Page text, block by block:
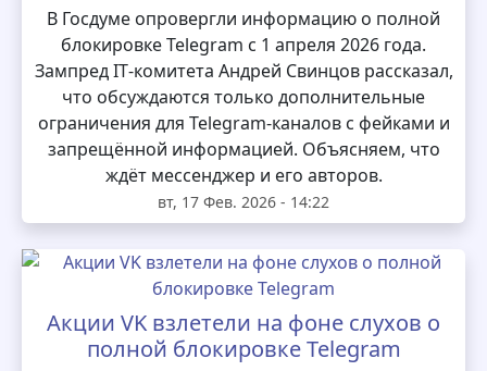
В Госдуме опровергли информацию о полной
блокировке Telegram с 1 апреля 2026 года.
Зампред IT‑комитета Андрей Свинцов рассказал,
что обсуждаются только дополнительные
ограничения для Telegram‑каналов с фейками и
запрещённой информацией. Объясняем, что
ждёт мессенджер и его авторов.
вт, 17 Фев. 2026 - 14:22
Акции VK взлетели на фоне слухов о
полной блокировке Telegram